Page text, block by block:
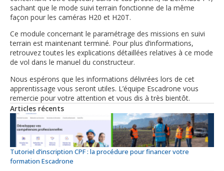
sachant que le mode suivi terrain fonctionne de la même
façon pour les caméras H20 et H20T.
Ce module concernant le paramétrage des missions en suivi
terrain est maintenant terminé. Pour plus d’informations,
retrouvez toutes les explications détaillées relatives à ce mode
de vol dans le manuel du constructeur.
Nous espérons que les informations délivrées lors de cet
apprentissage vous seront utiles. L’équipe Escadrone vous
remercie pour votre attention et vous dis à très bientôt.
Articles récents
Tutoriel d’inscription CPF : la procédure pour financer votre
formation Escadrone